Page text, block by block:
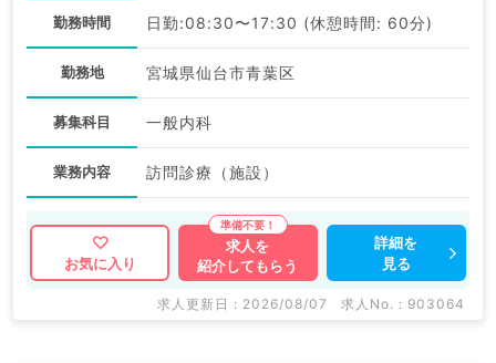
勤務時間 日勤:08:30〜17:30 (休憩時間: 60分)
勤務地 宮城県仙台市青葉区
募集科目 一般内科
業務内容 訪問診療（施設）
お気に入り
求人を
紹介してもらう
詳細を
見る
求人更新日 : 2026/08/07 求人No. : 903064